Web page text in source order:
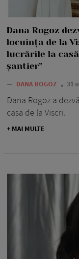
Dana Rogoz
locuința de la
lucrările la
șantier”
— DANA ROGOZ 31
Dana Rogoz a
casa de la Viscri.
+ MAI MULTE